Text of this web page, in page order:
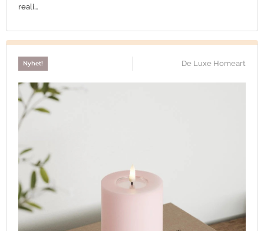
reali…
Nyhet! De Luxe Homeart